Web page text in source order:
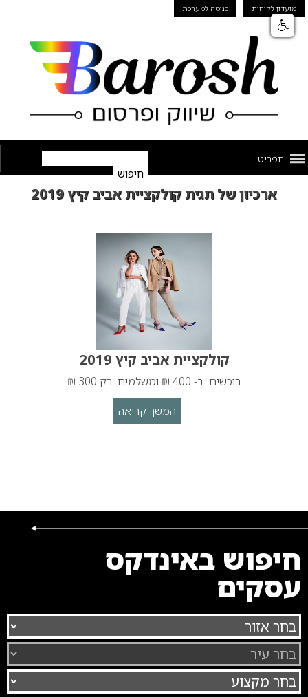
מועדון לקוחות כניסה למערכת
תפריט
ארכיון של תגית קולקציית אביב קיץ 2019
קולקציית אביב קיץ 2019
רוכשים ב- 400 ₪ ומשלמים רק 300 ₪
המשך קריאה
חיפוש באינדקס
עסקים